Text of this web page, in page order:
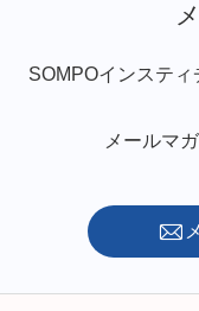
SOMPOインステ
メールマ